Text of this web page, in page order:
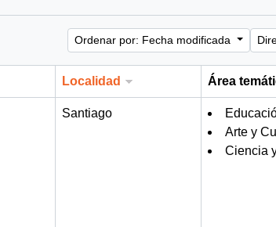
Ordenar por: Fecha modificada
Localidad
Área
Santiago
Arte y
Ciencia